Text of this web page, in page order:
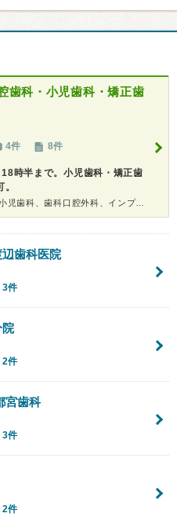
歯科・小児歯科・矯正歯
4件 8件
時半まで。小児歯科・矯正歯
診療科：歯科、矯正歯科、歯周病科、小児歯科、歯科口腔外科、インプラント、ホワイトニング
歯科医院
3件
院
2件
宮歯科
3件
2件